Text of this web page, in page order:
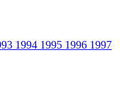
1994 1995 1996 1997